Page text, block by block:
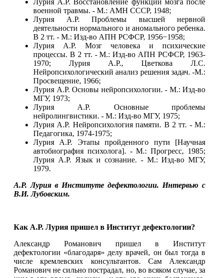
Лурия А.Р. Восстановление функций мозга после
военной травмы. - М.: АМН СССР, 1948;
Лурия А.Р. Проблемы высшей нервной
деятельности нормального и аномального ребенка.
В 2 тт. - М.: Изд-во АПН РСФСР, 1956−1958;
Лурия А.Р. Мозг человека и психические
процессы. В 2 тт. - М.: Изд-во АПН РСФСР, 1963-
1970; Лурия А.Р., Цветкова Л.С.
Нейропсихологический анализ решения задач. -М.:
Просвещение, 1966;
Лурия А.Р. Основы нейропсихологии. - М.: Изд-во
МГУ, 1973;
Лурия А.Р. Основные проблемы
нейролингвистики. - М.: Изд-во МГУ, 1975;
Лурия А.Р. Нейропсихология памяти. В 2 тт. - М.:
Педагогика, 1974-1975;
Лурия А.Р. Этапы пройденного пути [Научная
автобиография психолога]. - М.: Прогресс, 1985;
Лурия А.Р. Язык и сознание. - М.: Изд-во МГУ,
1979.
А.Р. Лурия в Институте дефектологии. Интервью с
В.И. Лубовским.
Как А.Р. Лурия пришел в Институт дефектологии?
Александр Романович пришел в Институт
дефектологии «благодаря» делу врачей, он был тогда в
числе кремлевских консультантов. Сам Александр
Романович не сильно пострадал, но, во всяком случае, за